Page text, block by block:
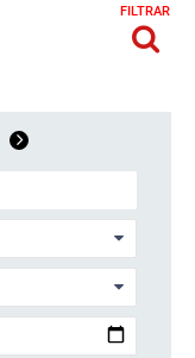
FILTRAR